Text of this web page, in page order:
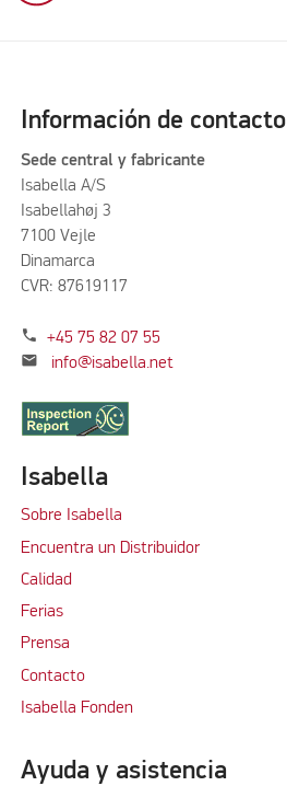
Información de contacto
Sede central y fabricante
Isabella A/S
Isabellahøj 3
7100 Vejle
Dinamarca
CVR: 87619117
phone +45 75 82 07 55
mail info@isabella.net
Isabella
Sobre Isabella
Encuentra un Distribuidor
Calidad
Ferias
Prensa
Contacto
Isabella Fonden
Ayuda y asistencia